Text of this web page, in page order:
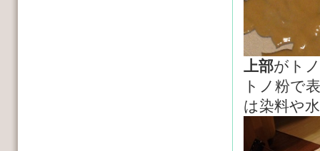
上部がト
トノ粉で
は染料や